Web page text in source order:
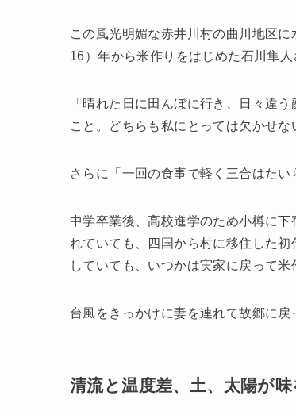
この風光明媚な赤井川村の曲川地区
16）年から米作りをはじめた石川隼
「晴れた日に田んぼに行き、日々違
こと。どちらも私にとっては欠かせ
さらに「一回の食事で軽く三合はた
中学卒業後、高校進学のため小樽に
れていても、四国から村に移住した
していても、いつかは実家に戻って
台風をきっかけに妻を連れて故郷に戻
清流と温度差、土、太陽が味